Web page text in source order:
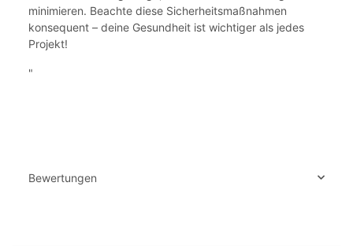
minimieren. Beachte diese Sicherheitsmaßnahmen
konsequent – deine Gesundheit ist wichtiger als jedes
Projekt!
"
Bewertungen